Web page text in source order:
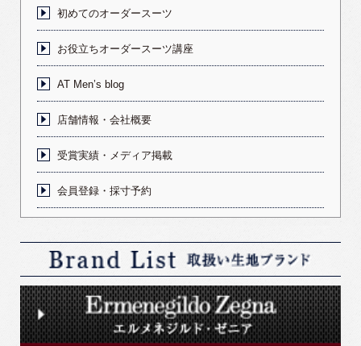
初めてのオーダースーツ
お役立ちオーダースーツ講座
AT Men’s blog
店舗情報・会社概要
受賞実績・メディア掲載
会員登録・採寸予約